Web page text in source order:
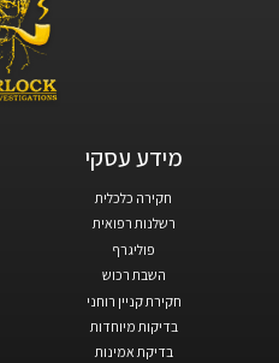
מידע עסקי​
חקירה כלכלית
רשלנות רפואית
פוליגרף
השבת רכוש
חקירת קניין רוחני
בדיקות מיוחדות
בדיקת אמינות